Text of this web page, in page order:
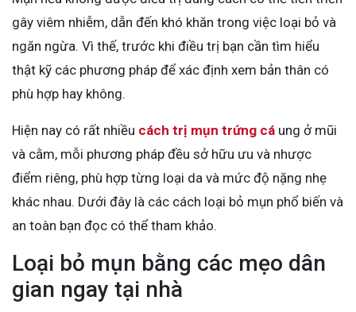
gây viêm nhiễm, dẫn đến khó khăn trong việc loại bỏ và
ngăn ngừa. Vì thế, trước khi điều trị bạn cần tìm hiểu
thật kỹ các phương pháp để xác định xem bản thân có
phù hợp hay không.
Hiện nay có rất nhiều cách trị mụn trứng cá ung ở mũi
và cằm, mỗi phương pháp đều sở hữu ưu và nhược
điểm riêng, phù hợp từng loại da và mức độ nặng nhẹ
khác nhau. Dưới đây là các cách loại bỏ mụn phổ biến và
an toàn bạn đọc có thể tham khảo.
Loại bỏ mụn bằng các mẹo dân
gian ngay tại nhà